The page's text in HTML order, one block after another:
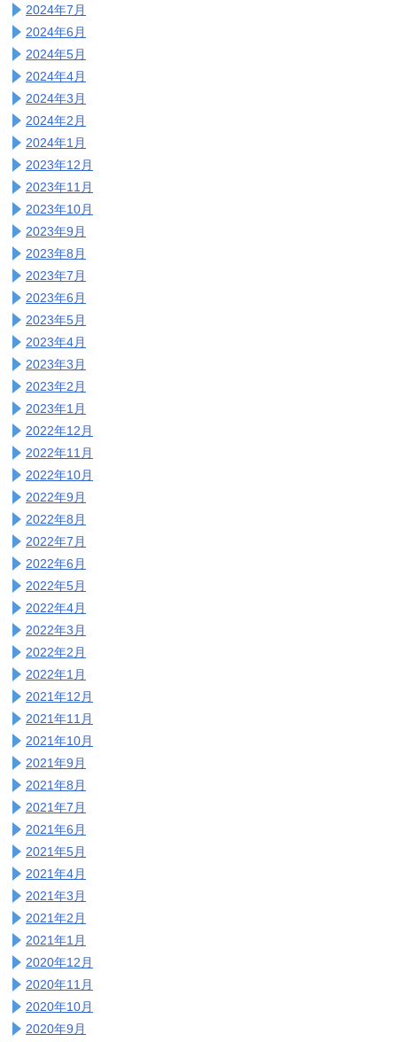
2024年7月
2024年6月
2024年5月
2024年4月
2024年3月
2024年2月
2024年1月
2023年12月
2023年11月
2023年10月
2023年9月
2023年8月
2023年7月
2023年6月
2023年5月
2023年4月
2023年3月
2023年2月
2023年1月
2022年12月
2022年11月
2022年10月
2022年9月
2022年8月
2022年7月
2022年6月
2022年5月
2022年4月
2022年3月
2022年2月
2022年1月
2021年12月
2021年11月
2021年10月
2021年9月
2021年8月
2021年7月
2021年6月
2021年5月
2021年4月
2021年3月
2021年2月
2021年1月
2020年12月
2020年11月
2020年10月
2020年9月